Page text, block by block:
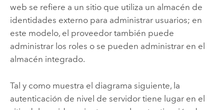
web se refiere a un sitio que utiliza un almacén de
identidades externo para administrar usuarios; en
este modelo, el proveedor también puede
administrar los roles o se pueden administrar en el
almacén integrado.
Tal y como muestra el diagrama siguiente, la
autenticación de nivel de servidor tiene lugar en el